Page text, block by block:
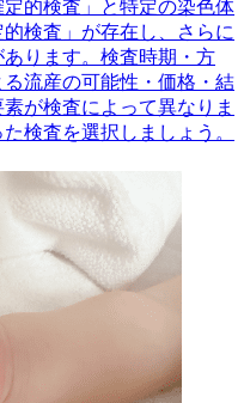
的検査」と特定の染色体
検査」が存在し、さらに
ります。検査時期・方
流産の可能性・価格・結
が検査によって異なりま
検査を選択しましょう。